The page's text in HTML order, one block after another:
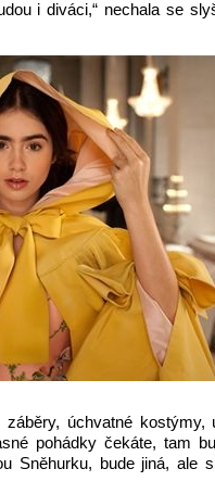
i diváci,“ nechala se
záběry, úchvatné kostýmy,
pohádky čekáte, tam
Sněhurku, bude jiná, ale